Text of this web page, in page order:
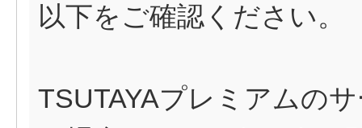
以下をご確認ください。
TSUTAYAプレミアムの